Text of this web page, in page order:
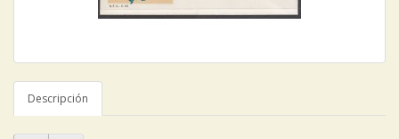
Descripción